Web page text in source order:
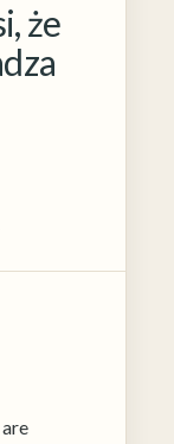
że